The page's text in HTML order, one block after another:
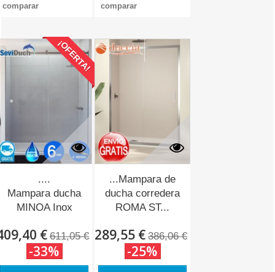
comparar
comparar
¡OFERTA!
....
Mampara ducha
MINOA Inox
€ 611,05 €
-33%
...Mampara de
ducha corredera
ROMA ST...
289,55 € 386,06 €
-25%